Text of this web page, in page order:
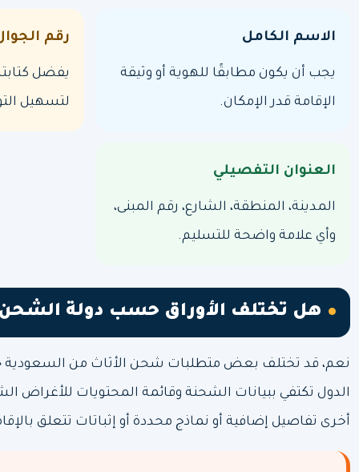
الاسم الكامل
يجب أن يكون مطابقًا للهوية أو وثيقة
الإقامة قدر الإمكان.
رقم
يفضل
لتسهيل
العنوان التفصيلي
المدينة، المنطقة، الشارع، رقم المبنى،
وأي علامة واضحة للتسليم.
هل تختلف الأوراق حسب دولة
نعم، قد تختلف بعض متطلبات شحن الأثاث من
الدول تكتفي ببيانات الشحنة وقائمة المحتويات للأغراض
أخرى تفاصيل إضافية أو نماذج محددة أو إثباتات تتعلق